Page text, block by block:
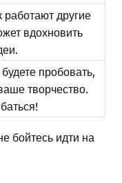
работают другие
вдохновить
пробовать,
творчество.
бойтесь идти на